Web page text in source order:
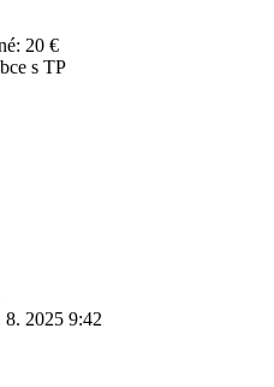
20 €
s TP
8. 2025 9:42